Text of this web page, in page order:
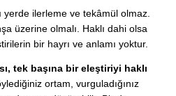
yerde ilerleme ve tekâmül olmaz.
üzerine olmalı. Haklı dahi olsa
bir hayrı ve anlamı yoktur.
tek başına bir eleştiriyi haklı
ortam, vurguladığınız